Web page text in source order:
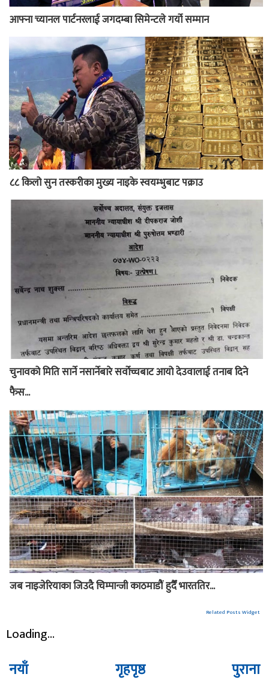
आफ्ना च्यानल पार्टनरलाई जगदम्बा सिमेन्टले गर्यो सम्मान
८८ किलो सुन तस्करीका मुख्य नाइके स्वयम्भुबाट पक्राउ
चुनावको मिति सार्ने नसार्नेबारे सर्वोच्चबाट आयो देउवालाई तनाब दिने
फैस...
जब नाइजेरियाका जिउदै चिम्पान्जी काठमाडौं हुदैँ भारततिर...
Related Posts Widget
Loading...
नयाँ पुराना
गृहपृष्ठ